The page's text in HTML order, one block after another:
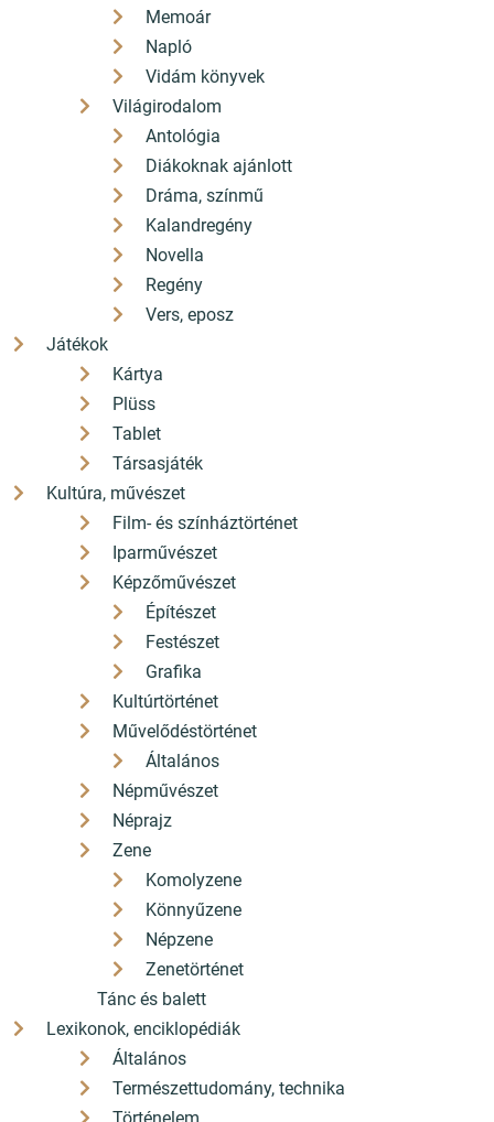
Memoár
Napló
Vidám könyvek
Világirodalom
Antológia
Diákoknak ajánlott
Dráma, színmű
Kalandregény
Novella
Regény
Vers, eposz
Játékok
Kártya
Plüss
Tablet
Társasjáték
Kultúra, művészet
Film- és színháztörténet
Iparművészet
Képzőművészet
Építészet
Festészet
Grafika
Kultúrtörténet
Művelődéstörténet
Általános
Népművészet
Néprajz
Zene
Komolyzene
Könnyűzene
Népzene
Zenetörténet
Tánc és balett
Lexikonok, enciklopédiák
Általános
Természettudomány, technika
Történelem